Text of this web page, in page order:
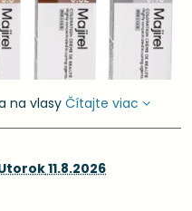
na vlasy Čítajte viac
11.8.2026